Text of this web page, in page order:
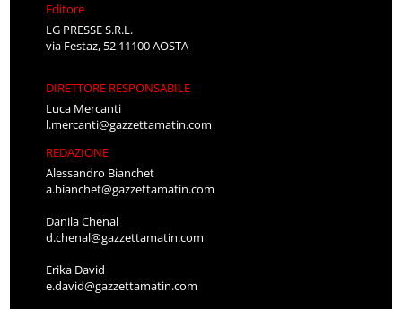
Editore
LG PRESSE S.R.L.
via Festaz, 52 11100 AOSTA
DIRETTORE RESPONSABILE
Luca Mercanti
l.mercanti@gazzettamatin.com
REDAZIONE
Alessandro Bianchet
a.bianchet@gazzettamatin.com
Danila Chenal
d.chenal@gazzettamatin.com
Erika David
e.david@gazzettamatin.com